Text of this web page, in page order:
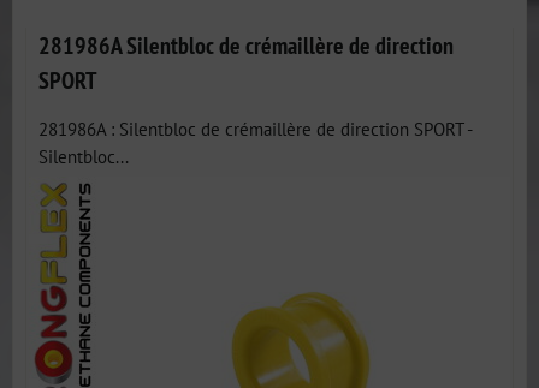
281986A Silentbloc de crémaillère de direction
SPORT
281986A : Silentbloc de crémaillère de direction SPORT -
Silentbloc...